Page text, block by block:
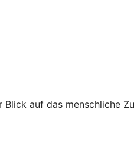
auf das menschliche